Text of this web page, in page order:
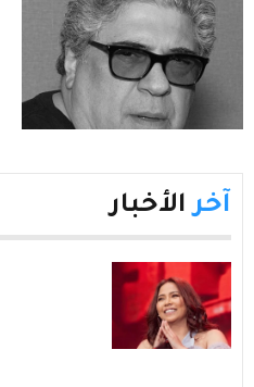
آخر الأخبار